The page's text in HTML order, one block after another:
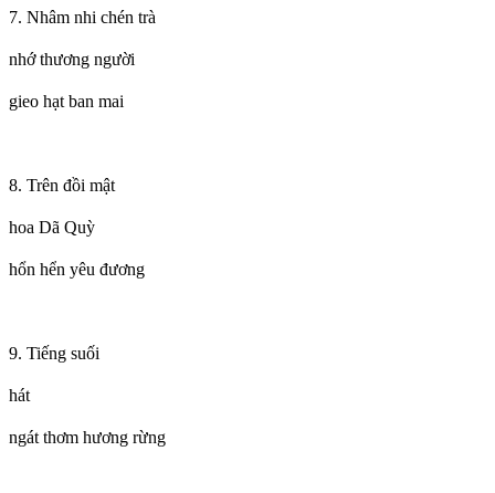
7. Nhâm nhi chén trà
nhớ thương người
gieo hạt ban mai
8. Trên đồi mật
hoa Dã Quỳ
hổn hển yêu đương
9. Tiếng suối
hát
ngát thơm hương rừng